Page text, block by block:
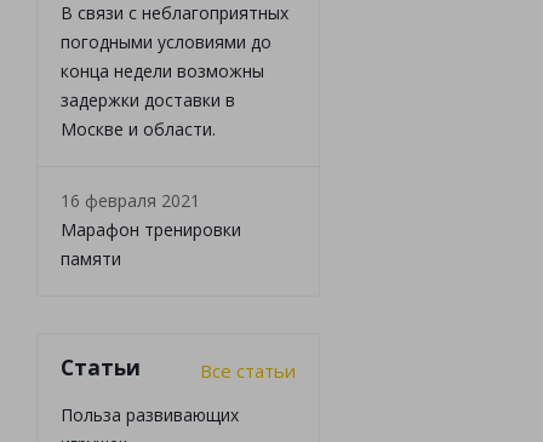
В связи с неблагоприятных
погодными условиями до
конца недели возможны
задержки доставки в
Москве и области.
16 февраля 2021
Марафон тренировки
памяти
Статьи Все статьи
Польза развивающих